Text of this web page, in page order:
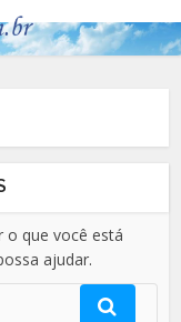
o que você está
ajudar.